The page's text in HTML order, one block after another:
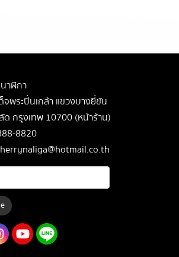
าฬิกา
จพระปิ่นเกล้า แขวงบางยี่ขัน
ด กรุงเทพ 10700 (หน้าร้าน)
8820